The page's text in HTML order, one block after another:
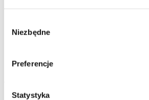
zgody
Niezbędne
Preferencje
Statystyka
Partnerzy